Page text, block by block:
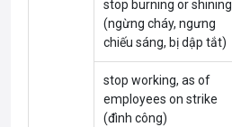
stop burning or shining
(ngừng cháy, ngưng
chiếu sáng, bị dập tắt)
stop working, as of
employees on strike
(đình công)